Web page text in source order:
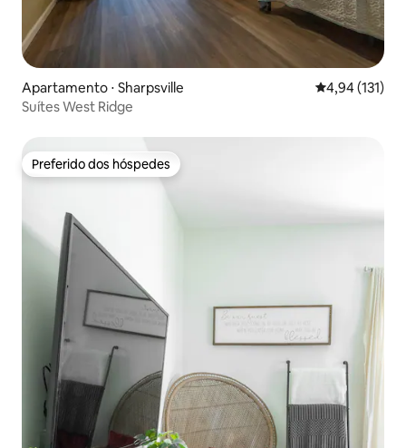
Apartamento ⋅ Sharpsville 4,94 de uma
4,94 (131)
Suítes West Ridge
Preferido dos hóspedes
Preferido dos hóspedes